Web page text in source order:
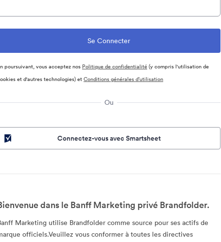
poursuivant, vous acceptez nos Politique de confidentialité(y compris l'utilisation de
et d'autres technologies) etConditions générales d’utilisation
Ou
Connectez-vous avec Smartsheet
dans le Banff Marketing privé Brandfolder.
Marketing utilise Brandfolder comme source pour ses actifs de
officiels.Veuillez vous conformer à toutes les directives